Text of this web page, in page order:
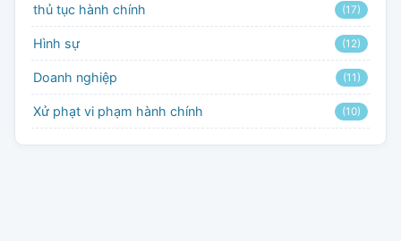
thủ tục hành chính (17)
Hình sự (12)
Doanh nghiệp (11)
Xử phạt vi phạm hành chính (10)